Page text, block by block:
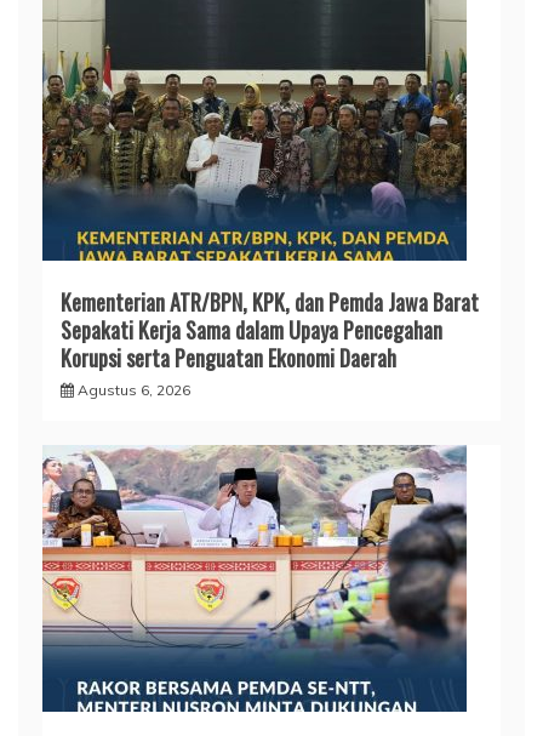
Kementerian ATR/BPN, KPK, dan Pemda Jawa Barat
Sepakati Kerja Sama dalam Upaya Pencegahan
Korupsi serta Penguatan Ekonomi Daerah
Agustus 6, 2026